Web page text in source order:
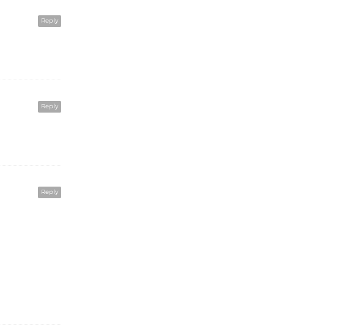
Reply
Reply
Reply